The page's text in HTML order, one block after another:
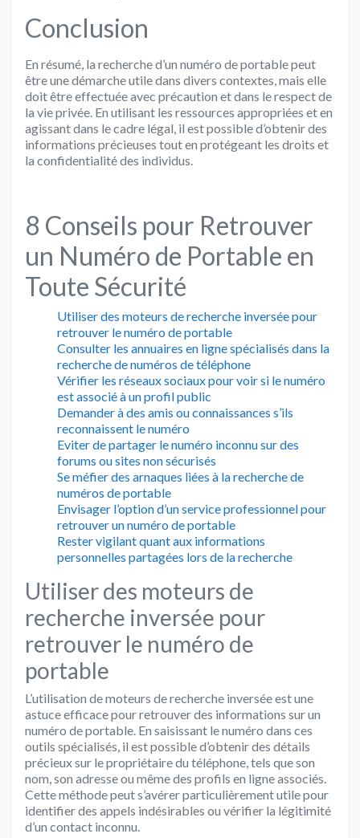
Conclusion
En résumé, la recherche d’un numéro de portable peut
être une démarche utile dans divers contextes, mais elle
doit être effectuée avec précaution et dans le respect de
la vie privée. En utilisant les ressources appropriées et en
agissant dans le cadre légal, il est possible d’obtenir des
informations précieuses tout en protégeant les droits et
la confidentialité des individus.
8 Conseils pour Retrouver
un Numéro de Portable en
Toute Sécurité
Utiliser des moteurs de recherche inversée pour
retrouver le numéro de portable
Consulter les annuaires en ligne spécialisés dans la
recherche de numéros de téléphone
Vérifier les réseaux sociaux pour voir si le numéro
est associé à un profil public
Demander à des amis ou connaissances s’ils
reconnaissent le numéro
Eviter de partager le numéro inconnu sur des
forums ou sites non sécurisés
Se méfier des arnaques liées à la recherche de
numéros de portable
Envisager l’option d’un service professionnel pour
retrouver un numéro de portable
Rester vigilant quant aux informations
personnelles partagées lors de la recherche
Utiliser des moteurs de
recherche inversée pour
retrouver le numéro de
portable
L’utilisation de moteurs de recherche inversée est une
astuce efficace pour retrouver des informations sur un
numéro de portable. En saisissant le numéro dans ces
outils spécialisés, il est possible d’obtenir des détails
précieux sur le propriétaire du téléphone, tels que son
nom, son adresse ou même des profils en ligne associés.
Cette méthode peut s’avérer particulièrement utile pour
identifier des appels indésirables ou vérifier la légitimité
d’un contact inconnu.